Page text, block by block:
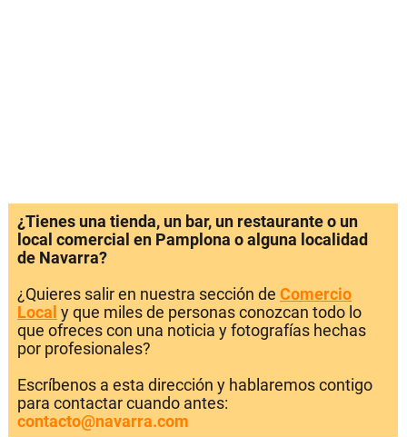
¿Tienes una tienda, un bar, un restaurante o un
local comercial en Pamplona o alguna localidad
de Navarra?
¿Quieres salir en nuestra sección de Comercio
Local y que miles de personas conozcan todo lo
que ofreces con una noticia y fotografías hechas
por profesionales?
Escríbenos a esta dirección y hablaremos contigo
para contactar cuando antes:
contacto@navarra.com